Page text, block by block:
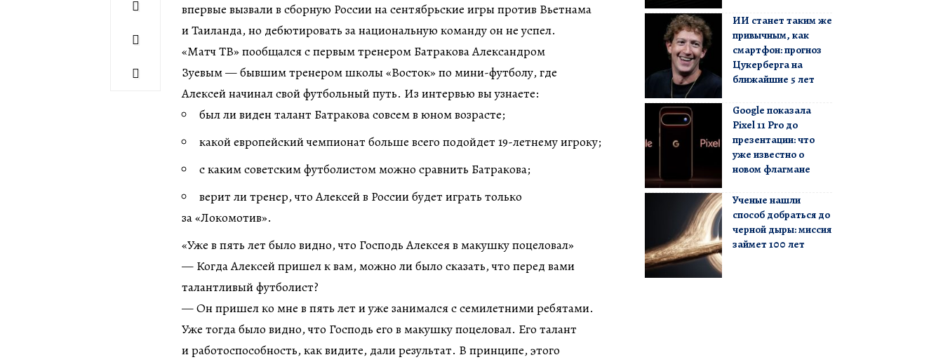
впервые вызвали в сборную России на сентябрьские игры против Вьетнама
и Таиланда, но дебютировать за национальную команду он не успел.
«Матч ТВ» пообщался с первым тренером Батракова Александром
Зуевым — бывшим тренером школы «Восток» по мини-футболу, где
Алексей начинал свой футбольный путь. Из интервью вы узнаете:
был ли виден талант Батракова совсем в юном возрасте;
какой европейский чемпионат больше всего подойдет 19-летнему игроку;
с каким советским футболистом можно сравнить Батракова;
верит ли тренер, что Алексей в России будет играть только
за «Локомотив».
«Уже в пять лет было видно, что Господь Алексея в макушку поцеловал»
— Когда Алексей пришел к вам, можно ли было сказать, что перед вами
талантливый футболист?
— Он пришел ко мне в пять лет и уже занимался с семилетними ребятами.
Уже тогда было видно, что Господь его в макушку поцеловал. Его талант
и работоспособность, как видите, дали результат. В принципе, этого
ИИ станет таким же
привычным, как
смартфон: прогноз
Цукерберга на
ближайшие 5 лет
Google показала
Pixel 11 Pro до
презентации: что
уже известно о
новом флагмане
Ученые нашли
способ добраться до
черной дыры: миссия
займет 100 лет